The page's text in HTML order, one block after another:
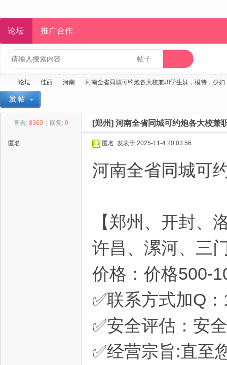
论坛 推广合作
帖子
论坛
›
佳丽
›
河南 河南全省同城可约炮各大校兼职学生妹，模特，少妇
查看: 8360 回复: 0 [郑州] 河南全省同城可约炮各大校兼
匿名 匿名 发表于 2025-11-4 20:03:56
河南全省同城可
【郑州、开封、
许昌、漯河、三
价格：价格500-
✅联系方式加Q
✅安全评估：安
✅经营宗旨:直至